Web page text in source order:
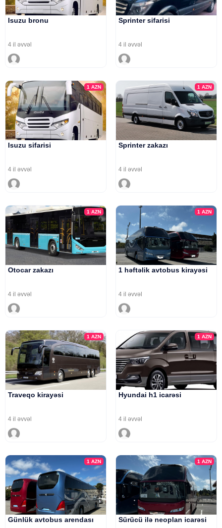
Isuzu bronu
4 il əvvəl
Sprinter sifarisi
4 il əvvəl
1AZN
Isuzu sifarisi
4 il əvvəl
1 AZN
Sprinter zakazı
4 il əvvəl
1AZN
Otocar zakazı
4 il əvvəl
1 AZN
1 həftəlik avtobus kirayəsi
4 il əvvəl
1AZN
Traveqo kirayəsi
4 il əvvəl
1 AZN
Hyundai h1 icarəsi
4 il əvvəl
1AZN
Günlük avtobus arendası
1 AZN
Sürücü ilə neoplan icarəsi